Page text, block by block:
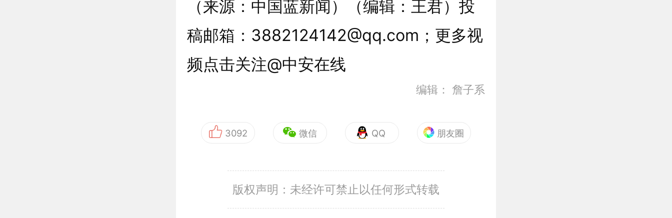
（来源：中国蓝新闻）（编辑：王君）投
稿邮箱：3882124142@qq.com；更多视
频点击关注@中安在线
编辑： 詹子系
3092 微信 QQ 朋友圈
版权声明：未经许可禁止以任何形式转载